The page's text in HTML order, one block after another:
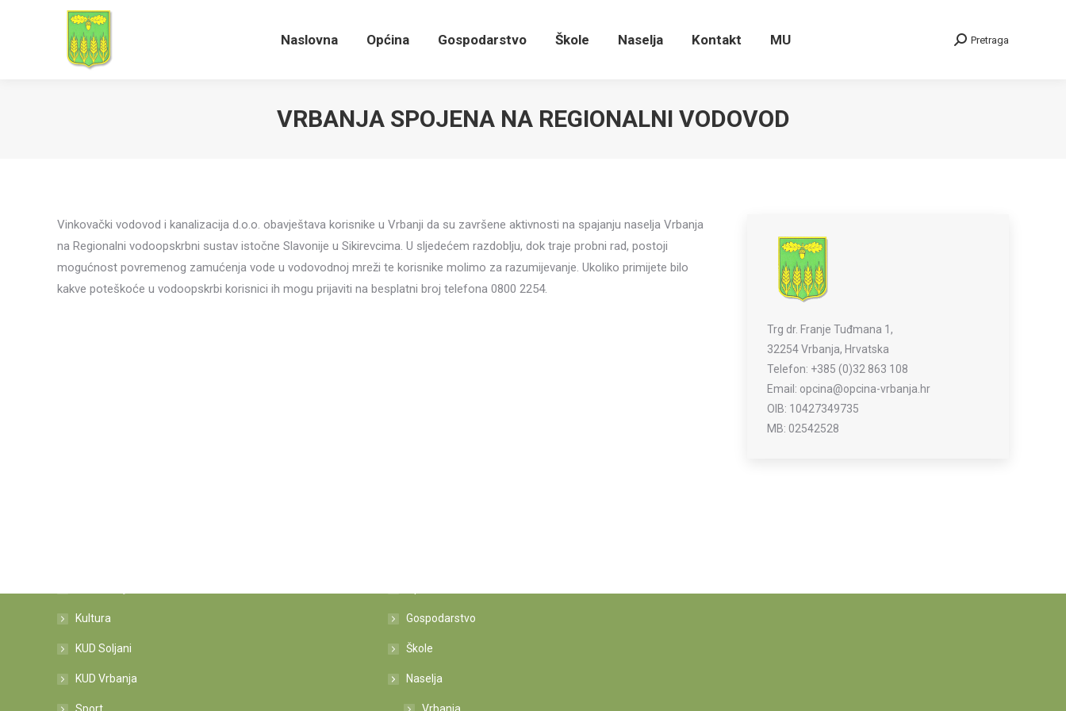
Naslovna Općina Gospodarstvo Škole Naselja Kontakt MU Search:
Pretraga
VRBANJA SPOJENA NA REGIONALNI VODOVOD
Vinkovački vodovod i kanalizacija d.o.o. obavještava korisnike u Vrbanji da su završene aktivnosti na spajanju naselja Vrbanja
na Regionalni vodoopskrbni sustav istočne Slavonije u Sikirevcima. U sljedećem razdoblju, dok traje probni rad, postoji
mogućnost povremenog zamućenja vode u vodovodnoj mreži te korisnike molimo za razumijevanje. Ukoliko primijete bilo
kakve poteškoće u vodoopskrbi korisnici ih mogu prijaviti na besplatni broj telefona 0800 2254.
Trg dr. Franje Tuđmana 1,
32254 Vrbanja, Hrvatska
Telefon: +385 (0)32 863 108
Email: opcina@opcina-vrbanja.hr
OIB: 10427349735
MB: 02542528
Kultura
KUD Soljani
KUD Vrbanja
Gospodarstvo
Škole
Naselja
Naslovna Općina Gospodarstvo Škole Naselja Kontakt MU Search: